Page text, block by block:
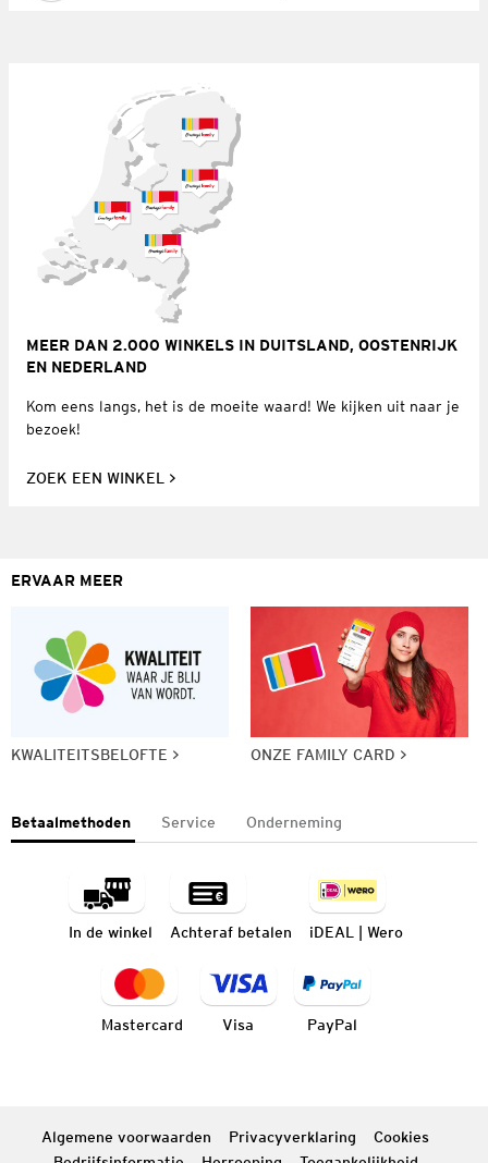
MEER DAN 2.000 WINKELS IN DUITSLAND, OOSTENRIJK
EN NEDERLAND
Kom eens langs, het is de moeite waard! We kijken uit naar je
bezoek!
ZOEK EEN WINKEL
ERVAAR MEER
KWALITEITSBELOFTE ONZE FAMILY CARD
Betaalmethoden Service Onderneming
In de winkel Achteraf betalen iDEAL | Wero
Mastercard Visa PayPal
Algemene voorwaarden Privacyverklaring
Cookies